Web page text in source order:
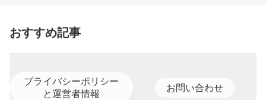
おすすめ記事
プライバシーポリシー
と運営者情報
お問い合わせ